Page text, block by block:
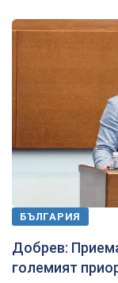
БЪЛГАРИЯ
Добрев:
големият